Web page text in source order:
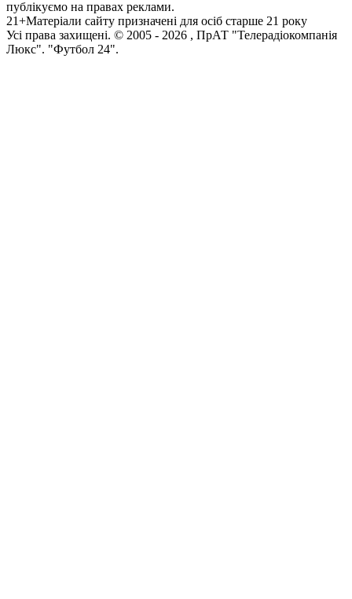
публікуємо на правах реклами.
21+Матеріали сайту призначені для осіб старше 21 року
Усi права захищенi. © 2005 - 2026 , ПрАТ "Телерадіокомпанія
Люкс". "Футбол 24".